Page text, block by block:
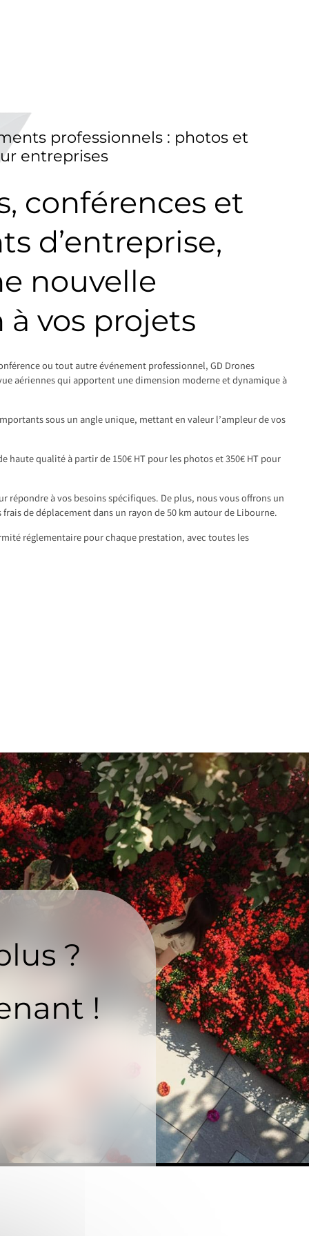
professionnels : photos et
entreprises
conférences et
d’entreprise,
nouvelle
vos projets
ou tout autre événement professionnel, GD Drones
aériennes qui apportent une dimension moderne et dynamique à
sous un angle unique, mettant en valeur l’ampleur de vos
haute qualité à partir de 150€ HT pour les photos et 350€ HT pour
répondre à vos besoins spécifiques. De plus, nous vous offrons un
de déplacement dans un rayon de 50 km autour de Libourne.
réglementaire pour chaque prestation, avec toutes les
?
!